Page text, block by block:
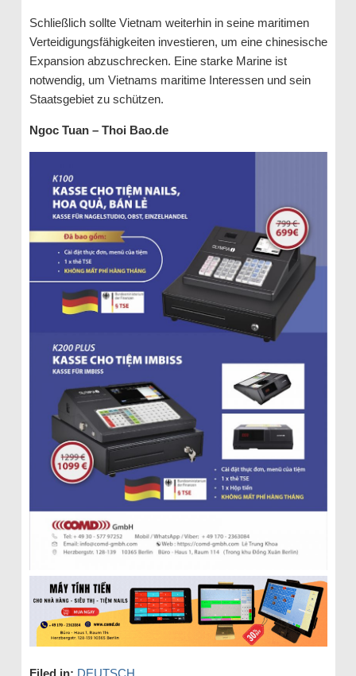
Schließlich sollte Vietnam weiterhin in seine maritimen
Verteidigungsfähigkeiten investieren, um eine chinesische
Expansion abzuschrecken. Eine starke Marine ist
notwendig, um Vietnams maritime Interessen und sein
Staatsgebiet zu schützen.
Ngoc Tuan – Thoi Bao.de